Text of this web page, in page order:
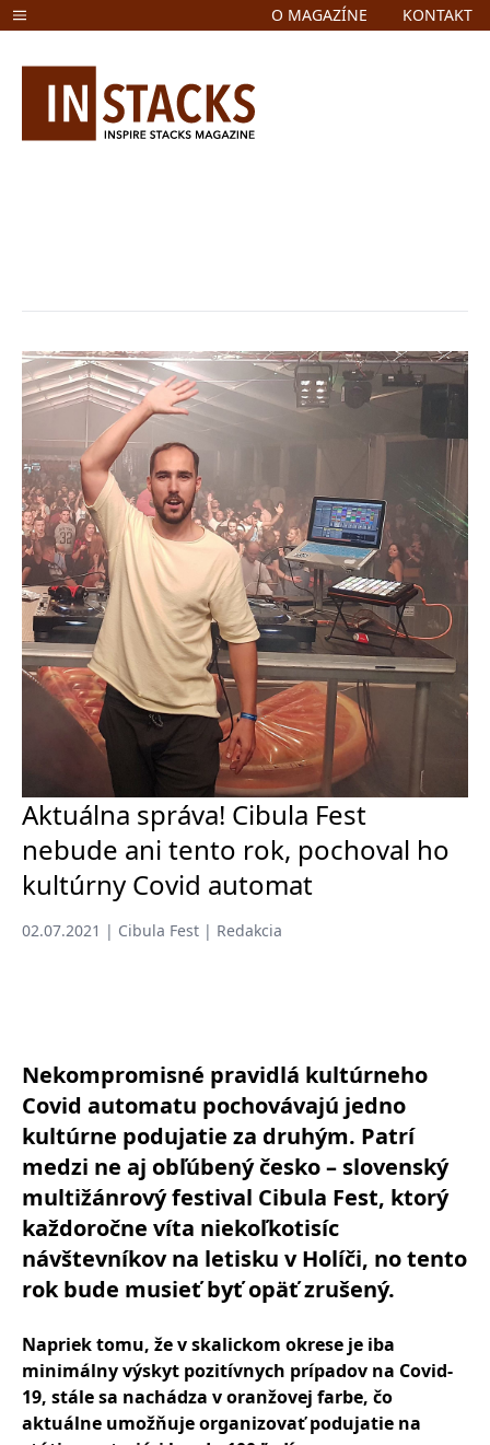
O MAGAZÍNE KONTAKT
Aktuálna správa! Cibula Fest
nebude ani tento rok, pochoval ho
kultúrny Covid automat
02.07.2021 | Cibula Fest | Redakcia
Nekompromisné pravidlá kultúrneho
Covid automatu pochovávajú jedno
kultúrne podujatie za druhým. Patrí
medzi ne aj obľúbený česko – slovenský
multižánrový festival Cibula Fest, ktorý
každoročne víta niekoľkotisíc
návštevníkov na letisku v Holíči, no tento
rok bude musieť byť opäť zrušený.
Napriek tomu, že v skalickom okrese je iba
minimálny výskyt pozitívnych prípadov na Covid-
19, stále sa nachádza v oranžovej farbe, čo
aktuálne umožňuje organizovať podujatie na